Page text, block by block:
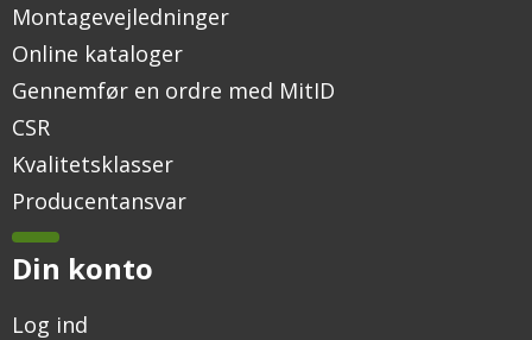
Montagevejledninger
Online kataloger
Gennemfør en ordre med MitID
CSR
Kvalitetsklasser
Producentansvar
Din konto
Log ind